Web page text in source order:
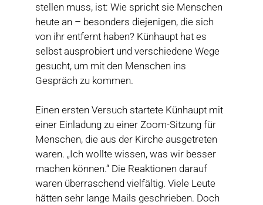
stellen muss, ist: Wie spricht sie Menschen
heute an – besonders diejenigen, die sich
von ihr entfernt haben? Künhaupt hat es
selbst ausprobiert und verschiedene Wege
gesucht, um mit den Menschen ins
Gespräch zu kommen.
Einen ersten Versuch startete Künhaupt mit
einer Einladung zu einer Zoom-Sitzung für
Menschen, die aus der Kirche ausgetreten
waren. „Ich wollte wissen, was wir besser
machen können.“ Die Reaktionen darauf
waren überraschend vielfältig. Viele Leute
hätten sehr lange Mails geschrieben. Doch